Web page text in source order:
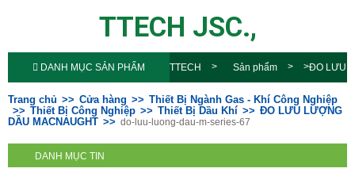
TTECH JSC.,
DANH MỤC SẢN PHẨM TTECH Sản phẩm ĐO LƯU
LƯỢNG DẦU MACNAUGHT do-
luu-luong-dau-m-series-67
Trang chủ Cửa hàng
Thiết Bị Ngành Gas - Khí Công Nghiệp
Thiết Bị Công Nghiệp
Thiết Bị Dầu Khí
ĐO LƯU LƯỢNG
DẦU MACNAUGHT
do-luu-luong-dau-m-series-67
DANH MỤC TIN